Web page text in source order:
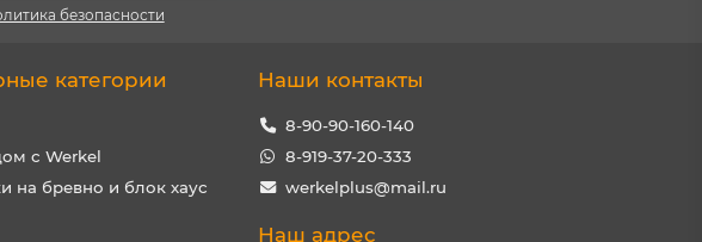
безопасности
категории
с Werkel
на бревно и блок хаус
Наши контакты
8-90-90-160-140
8-919-37-20-333
werkelplus@mail.ru
Наш адрес